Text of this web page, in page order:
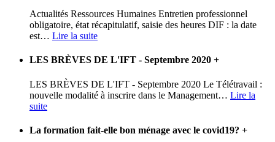
Actualités Ressources Humaines Entretien professionnel
obligatoire, état récapitulatif, saisie des heures DIF : la date
est… Lire la suite
LES BRÈVES DE L'IFT - Septembre 2020 +
LES BRÈVES DE L'IFT - Septembre 2020 Le Télétravail :
nouvelle modalité à inscrire dans le Management… Lire la
suite
La formation fait-elle bon ménage avec le covid19? +